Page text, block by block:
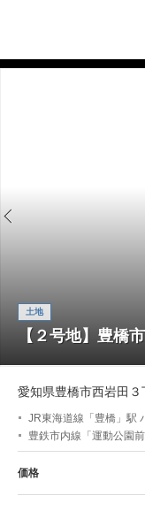
土地
【２号地】豊橋
愛知県豊橋市西岩田３
JR東海道線「豊橋」駅
豊鉄市内線「運動公園
価格